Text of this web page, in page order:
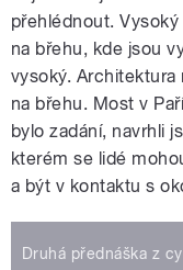
přehlédnout.
na břehu, kde jsou
vysoký. Architektura
na břehu. Most v
bylo zadání, navrhli
kterém se lidé
a být v kontaktu s
Druhá přednáška z